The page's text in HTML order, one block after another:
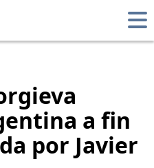
a fin
por Javier